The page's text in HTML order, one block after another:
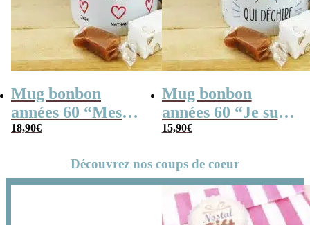
Mug bonbon
années 60 “Mes
petits enfants
pour mamie et
papy personnalisé
18,90€
Mug bonbon
années 60 “Je suis
un papy qui
15,90€
Découvrez nos coups de coeur